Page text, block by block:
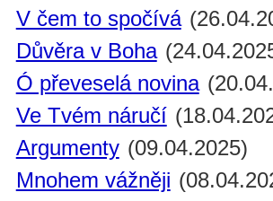
V čem to spočívá
Důvěra v Boha
Ó převeselá novina
Ve Tvém náručí
Argumenty (09.04.2025)
Mnohem vážněji